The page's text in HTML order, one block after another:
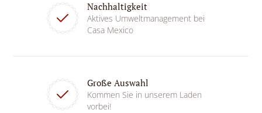
Nachhaltigkeit
Aktives Umweltmanagement bei
Casa Mexico
Große Auswahl
Kommen Sie in unserem Laden
vorbei!